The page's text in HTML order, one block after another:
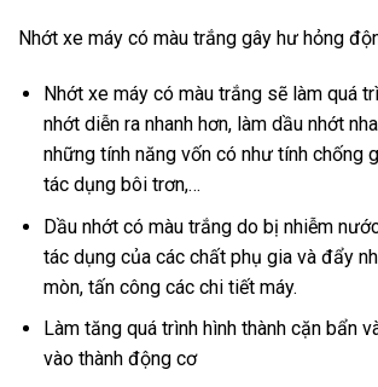
Nhớt xe máy có màu trắng gây hư hỏng
Nhớt xe máy có màu trắng sẽ làm quá
nhớt diễn ra nhanh hơn, làm dầu nhớt
những tính năng vốn có như tính chống
tác dụng bôi trơn,…
Dầu nhớt có màu trắng do bị nhiễm
tác dụng của các chất phụ gia và đẩy
mòn, tấn công các chi tiết máy.
Làm tăng quá trình hình thành cặn bẩn
vào thành động cơ